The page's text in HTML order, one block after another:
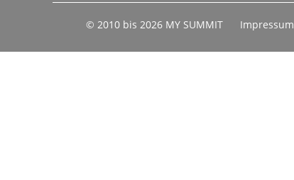
© 2010 bis 2026 MY SUMMIT Impressum